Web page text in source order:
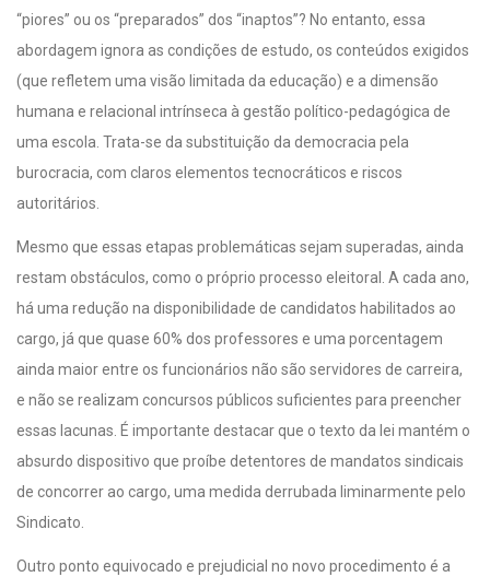
“piores” ou os “preparados” dos “inaptos”? No entanto, essa
abordagem ignora as condições de estudo, os conteúdos exigidos
(que refletem uma visão limitada da educação) e a dimensão
humana e relacional intrínseca à gestão político-pedagógica de
uma escola. Trata-se da substituição da democracia pela
burocracia, com claros elementos tecnocráticos e riscos
autoritários.
Mesmo que essas etapas problemáticas sejam superadas, ainda
restam obstáculos, como o próprio processo eleitoral. A cada ano,
há uma redução na disponibilidade de candidatos habilitados ao
cargo, já que quase 60% dos professores e uma porcentagem
ainda maior entre os funcionários não são servidores de carreira,
e não se realizam concursos públicos suficientes para preencher
essas lacunas. É importante destacar que o texto da lei mantém o
absurdo dispositivo que proíbe detentores de mandatos sindicais
de concorrer ao cargo, uma medida derrubada liminarmente pelo
Sindicato.
Outro ponto equivocado e prejudicial no novo procedimento é a